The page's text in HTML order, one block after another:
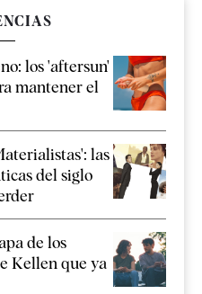
los 'aftersun'
mantener el
las
del siglo
de los
Kellen que ya